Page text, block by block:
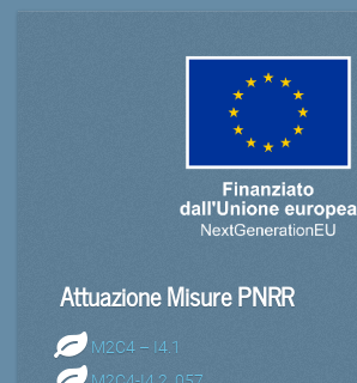
Attuazione Misure PNRR
M2C4 – I4.1